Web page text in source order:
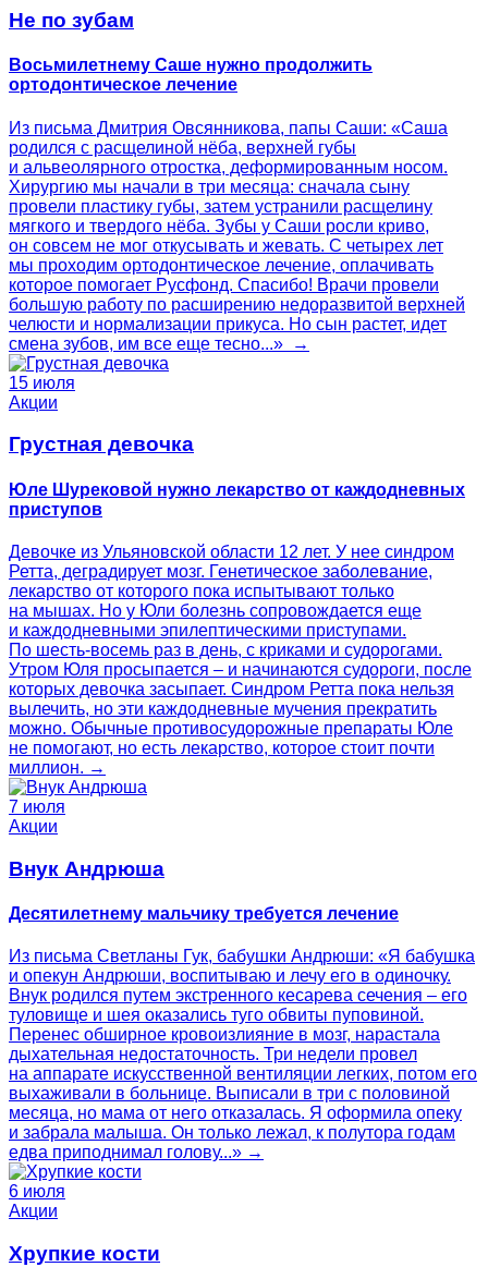
Не по зубам
Восьмилетнему Саше нужно продолжить
ортодонтическое лечение
Из письма Дмитрия Овсянникова, папы Саши: «Саша
родился с расщелиной нёба, верхней губы
и альвеолярного отростка, деформированным носом.
Хирургию мы начали в три месяца: сначала сыну
провели пластику губы, затем устранили расщелину
мягкого и твердого нёба. Зубы у Саши росли криво,
он совсем не мог откусывать и жевать. С четырех лет
мы проходим ортодонтическое лечение, оплачивать
которое помогает Русфонд. Спасибо! Врачи провели
большую работу по расширению недоразвитой верхней
челюсти и нормализации прикуса. Но сын растет, идет
смена зубов, им все еще тесно...» →
15 июля
Акции
Грустная девочка
Юле Шурековой нужно лекарство от каждодневных
приступов
Девочке из Ульяновской области 12 лет. У нее синдром
Ретта, деградирует мозг. Генетическое заболевание,
лекарство от которого пока испытывают только
на мышах. Но у Юли болезнь сопровождается еще
и каждодневными эпилептическими приступами.
По шесть-восемь раз в день, с криками и судорогами.
Утром Юля просыпается – и начинаются судороги, после
которых девочка засыпает. Синдром Ретта пока нельзя
вылечить, но эти каждодневные мучения прекратить
можно. Обычные противосудорожные препараты Юле
не помогают, но есть лекарство, которое стоит почти
миллион. →
7 июля
Акции
Внук Андрюша
Десятилетнему мальчику требуется лечение
Из письма Светланы Гук, бабушки Андрюши: «Я бабушка
и опекун Андрюши, воспитываю и лечу его в одиночку.
Внук родился путем экстренного кесарева сечения – его
туловище и шея оказались туго обвиты пуповиной.
Перенес обширное кровоизлияние в мозг, нарастала
дыхательная недостаточность. Три недели провел
на аппарате искусственной вентиляции легких, потом его
выхаживали в больнице. Выписали в три с половиной
месяца, но мама от него отказалась. Я оформила опеку
и забрала малыша. Он только лежал, к полутора годам
едва приподнимал голову...» →
6 июля
Акции
Хрупкие кости